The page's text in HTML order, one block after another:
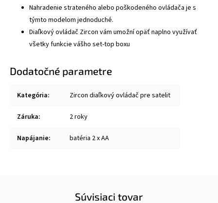
Nahradenie strateného alebo poškodeného ovládača je s
týmto modelom jednoduché.
Diaľkový ovládač Zircon vám umožní opäť naplno využívať
všetky funkcie vášho set-top boxu
Dodatočné parametre
Kategória: Zircon diaľkový ovládač pre satelit
Záruka: 2 roky
Napájanie: batéria 2 x AA
Súvisiaci tovar